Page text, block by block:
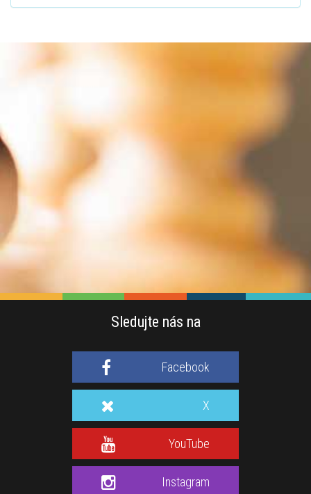
Sledujte nás na
Facebook
X
YouTube
Instagram